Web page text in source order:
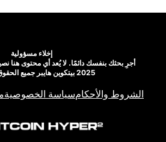
إخلاء مسؤولية
أجرِ بحثك بنفسك دائمًا. لا يُعد أي محتوى هنا
2025 بيتكوين هايبر جميع الحقوق محفوظة.
الشروط والأحكامسياسة الخصوصية